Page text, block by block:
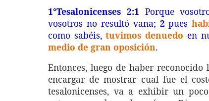
1°Tesalonicenses 2:1 Porque
vosotros no resultó vana; 2 pues
como sabéis,tuvimos denuedo en
medio de gran oposición.
Entonces, luego de haber
encargar de mostrar cual fue el
tesalonicenses, va a exhibir un